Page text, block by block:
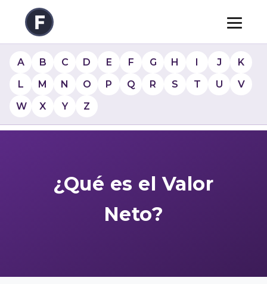
A B C D E F G H I J
K
L
M N O P Q R S T U
V
W
X Y Z
¿Qué es el Valor
Neto?